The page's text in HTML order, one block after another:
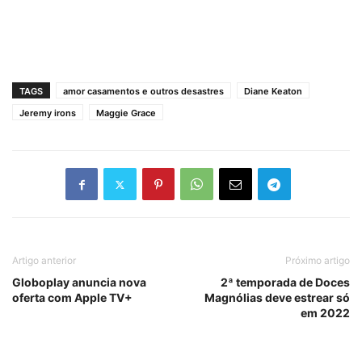
TAGS amor casamentos e outros desastres
Diane Keaton
Jeremy irons
Maggie Grace
Artigo anterior
Globoplay anuncia nova
oferta com Apple TV+
Próximo artigo
2ª temporada de Doces
Magnólias deve estrear só
em 2022